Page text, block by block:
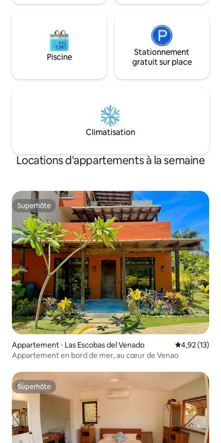
pour inclure un lave-vaisselle.
Piscine
Stationnement
gratuit sur place
Climatisation
Locations d'appartements à la semaine
Superhôte
Superhôte
Appartement ⋅ Las Escobas del Venado Évaluation
4,92 (13)
Appartement en bord de mer, au cœur de Venao
Superhôte
Superhôte